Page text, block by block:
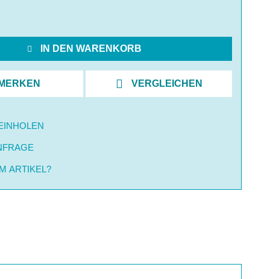
IN DEN WARENKORB
VERGLEICHEN
ARTIKEL?